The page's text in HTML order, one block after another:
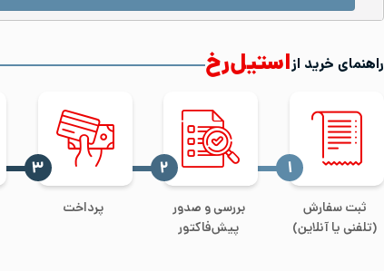
راهنمای خرید ازاستیل‌رخ
ثبت سفارش
(تلفنی یا آنلاین)
‍۱
بررسی و صدور
پیش‌فاکتور
‍۲
پرداخت
‍۳